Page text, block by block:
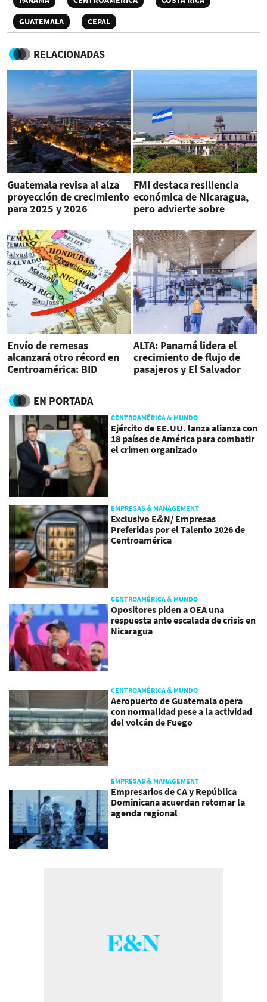
GUATEMALA
CEPAL
RELACIONADAS
Guatemala revisa al alza
proyección de crecimiento
para 2025 y 2026
FMI destaca resiliencia
económica de Nicaragua,
pero advierte sobre
Envío de remesas
alcanzará otro récord en
Centroamérica: BID
ALTA: Panamá lidera el
crecimiento de flujo de
pasajeros y El Salvador
EN PORTADA
CENTROAMÉRICA & MUNDO
Ejército de EE.UU. lanza alianza con
18 países de América para combatir
el crimen organizado
EMPRESAS & MANAGEMENT
Exclusivo E&N/ Empresas
Preferidas por el Talento 2026 de
Centroamérica
CENTROAMÉRICA & MUNDO
Opositores piden a OEA una
respuesta ante escalada de crisis en
Nicaragua
CENTROAMÉRICA & MUNDO
Aeropuerto de Guatemala opera
con normalidad pese a la actividad
del volcán de Fuego
EMPRESAS & MANAGEMENT
Empresarios de CA y República
Dominicana acuerdan retomar la
agenda regional